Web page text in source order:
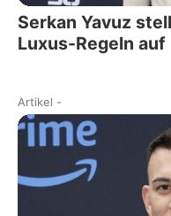
Serkan Yavuz
Luxus-Regeln auf
Artikel -